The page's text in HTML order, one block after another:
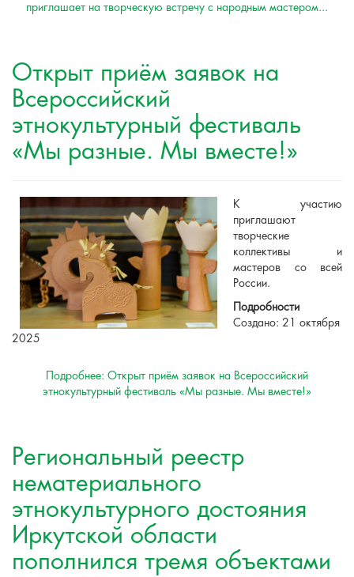
приглашает на творческую встречу с народным мастером...
Открыт приём заявок на
Всероссийский
этнокультурный фестиваль
«Мы разные. Мы вместе!»
К участию
приглашают
творческие
коллективы и
мастеров со всей
России.
Подробности
Создано: 21 октября
2025
Подробнее: Открыт приём заявок на Всероссийский
этнокультурный фестиваль «Мы разные. Мы вместе!»
Региональный реестр
нематериального
этнокультурного достояния
Иркутской области
пополнился тремя объектами